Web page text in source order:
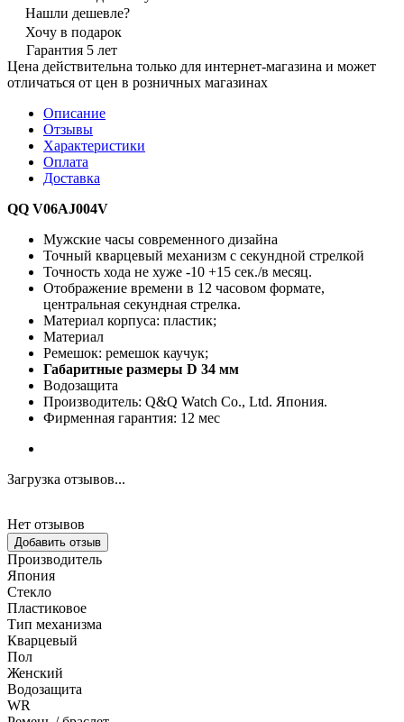
Нашли дешевле?
Хочу в подарок
Гарантия 5 лет
Цена действительна только для интернет-магазина и может
отличаться от цен в розничных магазинах
Описание
Отзывы
Характеристики
Оплата
Доставка
QQ V06AJ004V
Мужские часы современного дизайна
Точный кварцевый механизм с секундной стрелкой
Точность хода не хуже -10 +15 сек./в месяц.
Отображение времени в 12 часовом формате,
центральная секундная стрелка.
Материал корпуса: пластик;
Материал
Ремешок: ремешок каучук;
Габаритные размеры D 34 мм
Водозащита
Производитель: Q&Q Watch Co., Ltd. Япония.
Фирменная гарантия: 12 мес
Загрузка отзывов...
Нет отзывов
Добавить отзыв
Производитель
Япония
Стекло
Пластиковое
Тип механизма
Кварцевый
Пол
Женский
Водозащита
WR